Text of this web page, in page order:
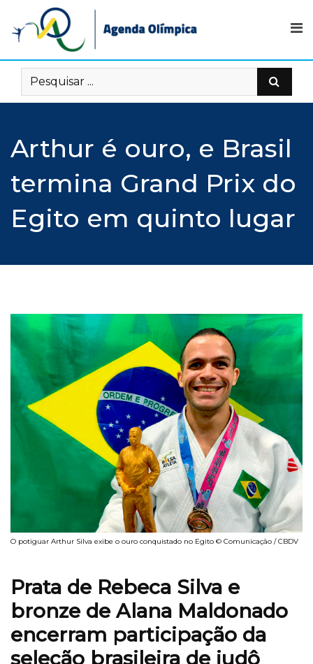
content
Arthur é ouro, e Brasil
termina Grand Prix do
Egito em quinto lugar
O potiguar Arthur Silva exibe o ouro conquistado no Egito © Comunicação / CBDV
Prata de Rebeca Silva e
bronze de Alana Maldonado
encerram participação da
seleção brasileira de judô